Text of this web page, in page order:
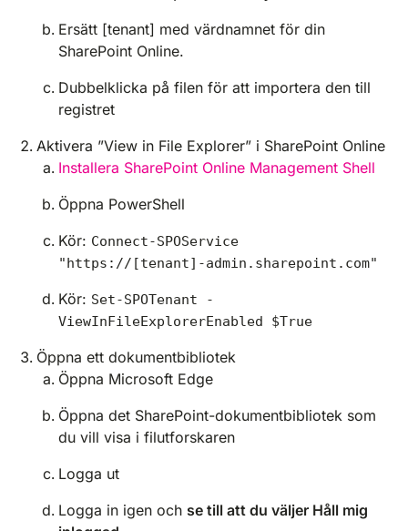
Ersätt [tenant] med värdnamnet för din
SharePoint Online.
Dubbelklicka på filen för att importera den till
registret
Aktivera ”View in File Explorer” i SharePoint Online
Installera SharePoint Online Management Shell
Öppna PowerShell
Kör: Connect-SPOService
"https://[tenant]-admin.sharepoint.com"
Kör: Set-SPOTenant -
ViewInFileExplorerEnabled $True
Öppna ett dokumentbibliotek
Öppna Microsoft Edge
Öppna det SharePoint-dokumentbibliotek som
du vill visa i filutforskaren
Logga ut
Logga in igen och se till att du väljer Håll mig